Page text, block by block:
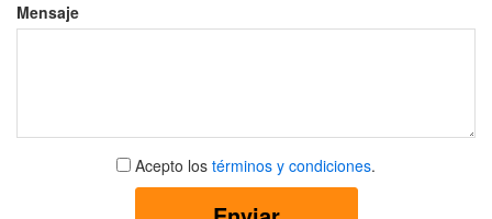
Mensaje
Aceptar
términos
Acepto los términos y condiciones.